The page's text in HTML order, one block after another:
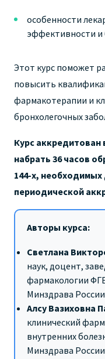
особенности
эффективности и
Этот курс поможет
повысить
фармакотерапии и
бронхолегочных
Курс аккредитован
набрать 36 часов
144-х,
периодической
Авторы курса:
Светлана
наук, доцент,
фармакологии
Минздрава России
Алсу Вазиховна
клинический
внутренних
Минздрава